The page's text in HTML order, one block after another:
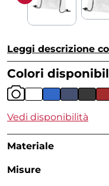
Leggi descrizione
Colori
Vedi disponibilità
Materiale
Misure